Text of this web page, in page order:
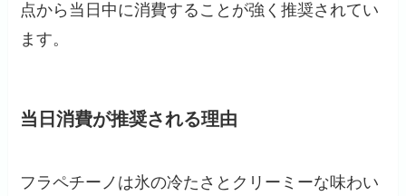
点から当日中に消費することが強く推奨されてい
ます。
当日消費が推奨される理由
フラペチーノは氷の冷たさとクリーミーな味わい